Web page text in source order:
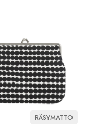
RÄSYMATTO